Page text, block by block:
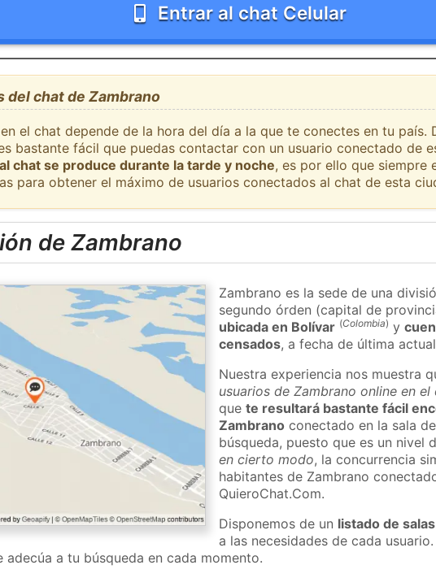
Entrar al chat Celular
del chat de Zambrano
el chat depende de la hora del día a la que te conectes en tu país.
bastante fácil que puedas contactar con un usuario conectado de
chat se produce durante la tarde y noche, es por ello que siempre
para obtener el máximo de usuarios conectados al chat de esta
de Zambrano
Zambrano es la sede de una
segundo órden (capital de
ubicada en Bolívar (Colombia) y
censados, a fecha de última
Nuestra experiencia nos muestra
usuarios de Zambrano online en
quete resultará bastante fácil
Zambrano conectado en la sala
búsqueda, puesto que es un nivel
en cierto modo, la concurrencia
habitantes de Zambrano
QuieroChat.Com.
Disponemos de un listado de
a las necesidades de cada
adecúa a tu búsqueda en cada momento.